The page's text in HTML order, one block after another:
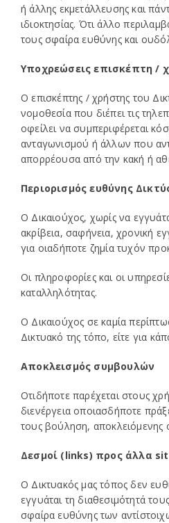
ή άλλης εκμετάλλευσης και
ιδιοκτησίας. Ότι άλλο
τους σφαίρα ευθύνης και
Υποχρεώσεις επισκέπτη /
Ο επισκέπτης / χρήστης του
νομοθεσία που διέπει τις
οφείλει να συμπεριφέρεται
ανταγωνισμού ή άλλων που
απορρέουσα από την κακή ή
Περιορισμός ευθύνης
Ο Δικαιούχος, χωρίς να
ακρίβεια, σαφήνεια, χρονική
για οιαδήποτε ζημία τυχόν
Οι πληροφορίες και οι
καταλληλότητας.
Ο Δικαιούχος σε καμία
Δικτυακό της τόπο, είτε για
Αποκλεισμός συμβουλών
Οτιδήποτε παρέχεται στους
διενέργεια οποιασδήποτε
τους βούληση, αποκλειόμενης
Δεσμοί (links) προς άλλα
Ο Δικτυακός μας τόπος δεν
εγγυάται τη διαθεσιμότητά
σφαίρα ευθύνης των